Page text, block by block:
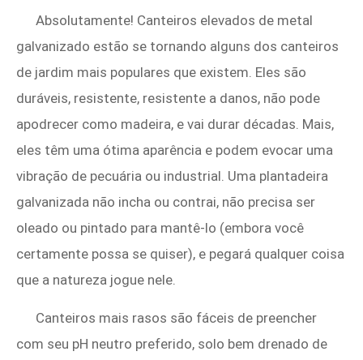
Absolutamente! Canteiros elevados de metal
galvanizado estão se tornando alguns dos canteiros
de jardim mais populares que existem. Eles são
duráveis, resistente, resistente a danos, não pode
apodrecer como madeira, e vai durar décadas. Mais,
eles têm uma ótima aparência e podem evocar uma
vibração de pecuária ou industrial. Uma plantadeira
galvanizada não incha ou contrai, não precisa ser
oleado ou pintado para mantê-lo (embora você
certamente possa se quiser), e pegará qualquer coisa
que a natureza jogue nele.
Canteiros mais rasos são fáceis de preencher
com seu pH neutro preferido, solo bem drenado de